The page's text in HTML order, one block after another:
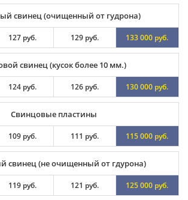
свинец (очищенный от гудрона)
127 руб. 129 руб. 133 000 руб.
свинец (кусок более 10 мм.)
124 руб. 126 руб. 130 000 руб.
Свинцовые пластины
109 руб. 111 руб. 115 000 руб.
свинец (не очищенный от гдурона)
119 руб. 121 руб. 125 000 руб.